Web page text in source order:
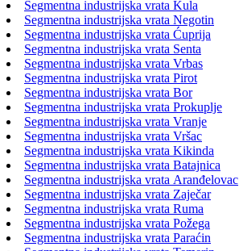
Segmentna industrijska vrata Kula
Segmentna industrijska vrata Negotin
Segmentna industrijska vrata Ćuprija
Segmentna industrijska vrata Senta
Segmentna industrijska vrata Vrbas
Segmentna industrijska vrata Pirot
Segmentna industrijska vrata Bor
Segmentna industrijska vrata Prokuplje
Segmentna industrijska vrata Vranje
Segmentna industrijska vrata Vršac
Segmentna industrijska vrata Kikinda
Segmentna industrijska vrata Batajnica
Segmentna industrijska vrata Aranđelovac
Segmentna industrijska vrata Zaječar
Segmentna industrijska vrata Ruma
Segmentna industrijska vrata Požega
Segmentna industrijska vrata Paraćin